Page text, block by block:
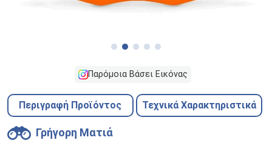
Παρόμοια Βάσει Εικόνας
Περιγραφή Προϊόντος Τεχνικά Χαρακτηριστικά
Γρήγορη Ματιά